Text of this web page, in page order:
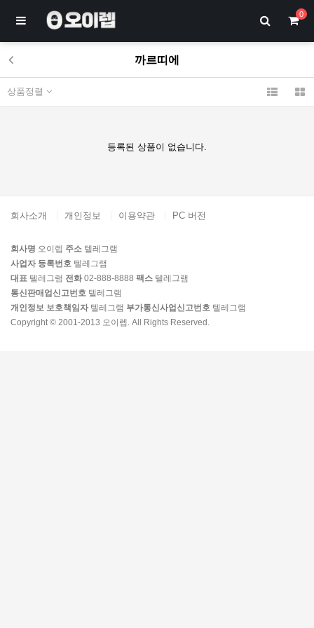
0
까르띠에
상품정렬
등록된 상품이 없습니다.
회사소개 개인정보 이용약관 PC 버전
회사명 오이렙 주소 텔레그램
사업자 등록번호 텔레그램
대표 텔레그램 전화 02-888-8888 팩스 텔레그램
통신판매업신고번호 텔레그램
개인정보 보호책임자 텔레그램 부가통신사업신고번호 텔레그램
Copyright © 2001-2013 오이렙. All Rights Reserved.